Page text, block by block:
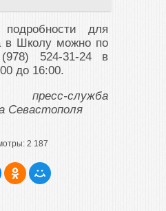
для
в Школу можно по
524-31-24 в
до 16:00.
служба
Севастополя
2 187